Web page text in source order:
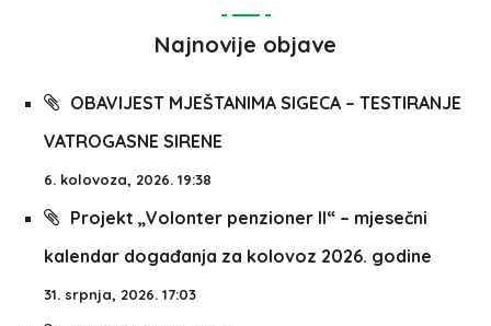
Najnovije objave
OBAVIJEST MJEŠTANIMA SIGECA – TESTIRANJE
VATROGASNE SIRENE
6. kolovoza, 2026. 19:38
Projekt „Volonter penzioner II“ – mjesečni
kalendar događanja za kolovoz 2026. godine
31. srpnja, 2026. 17:03